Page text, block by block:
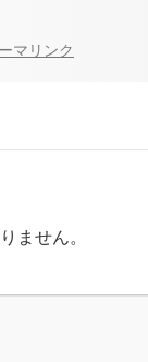
マリンク
ません。